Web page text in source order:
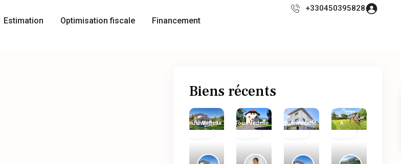
Estimation Optimisation fiscale Financement
+330450395828
Biens récents
Vedette
Exclusivité Vedette
Immobilier
Sous
Vedette
Immobilier
ExclusivitéImmobilier
A